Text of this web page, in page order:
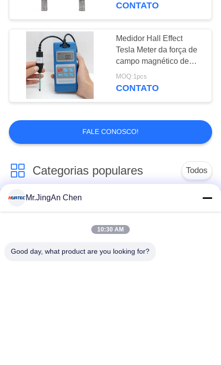
CONTATO
Medidor Hall Effect
Tesla Meter da força de
campo magnético de
Digitas, medidor da
intensidade de campo
MOQ:1pcs
CONTATO
FALE CONOSCO!
Categorias populares Todos
Ultrasonic detector
espessura
Revestimento de
Mr.JingAn Chen
10:30 AM
Good day, what product are you looking for?